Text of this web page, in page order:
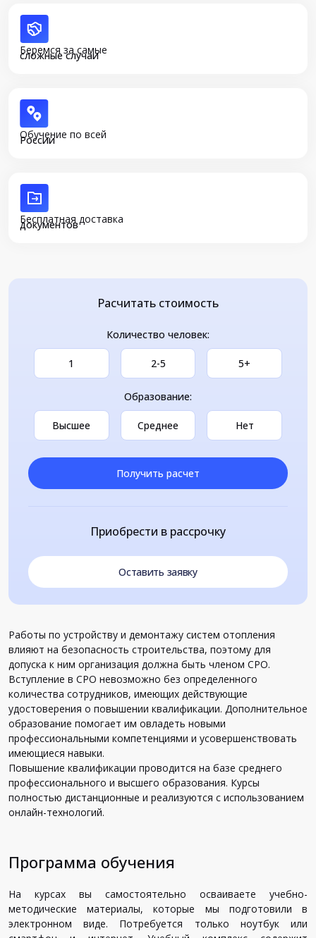
Беремся за самые
сложные случаи
Обучение по всей
России
Бесплатная доставка
документов
Расчитать стоимость
Количество человек:
1 2-5 5+
Образование:
Высшее Среднее Нет
Получить расчет
Приобрести в рассрочку
Оставить заявку
Работы по устройству и демонтажу систем отопления
влияют на безопасность строительства, поэтому для
допуска к ним организация должна быть членом СРО.
Вступление в СРО невозможно без определенного
количества сотрудников, имеющих действующие
удостоверения о повышении квалификации. Дополнительное
образование помогает им овладеть новыми
профессиональными компетенциями и усовершенствовать
имеющиеся навыки.
Повышение квалификации проводится на базе среднего
профессионального и высшего образования. Курсы
полностью дистанционные и реализуются с использованием
онлайн-технологий.
Программа обучения
На курсах вы самостоятельно осваиваете учебно-
методические материалы, которые мы подготовили в
электронном виде. Потребуется только ноутбук или